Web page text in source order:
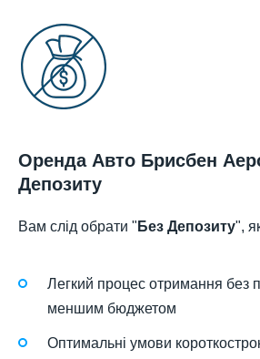
Оренда Авто Брисбен
Депозиту
Вам слід обрати " Без Депозиту",
Легкий процес отримання без
меншим бюджетом
Оптимальні умови